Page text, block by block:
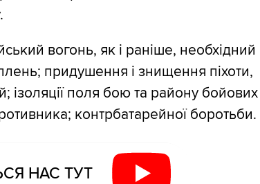
вогонь, як і раніше, необхідний
придушення і знищення піхоти,
ізоляції поля бою та району бойових
контрбатарейної боротьби.
НАС ТУТ